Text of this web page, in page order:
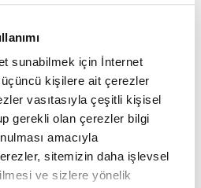
sunabilmek için İnternet
kişilere ait çerezler
vasıtasıyla çeşitli kişisel
gerekli olan çerezler bilgi
amacıyla
sitemizin daha işlevsel
ve sizlere yönelik
Güvencesi'. Verilen
hakkı kadar güçlü ve
otoritesi izninin
süreçleri teknik ihtisasla
doğrudan yabancı